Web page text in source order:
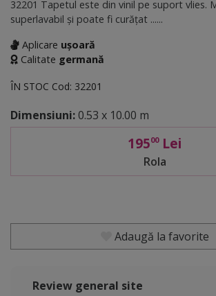
32201 Tapetul este din vinil pe suport vlies.
superlavabil şi poate fi curăţat ......
Aplicare ușoară
Calitate germană
ÎN STOC Cod: 32201
Dimensiuni:0.53 x 10.00 m
19500Lei
Rola
Adaugă la favorite
Review general site